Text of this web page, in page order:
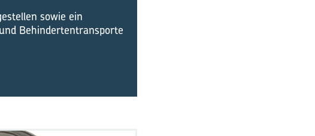
sowie ein
Behindertentransporte